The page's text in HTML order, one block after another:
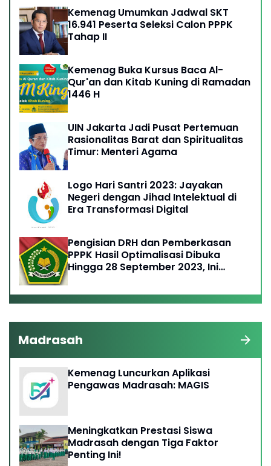
Kemenag Umumkan Jadwal SKT
16.941 Peserta Seleksi Calon PPPK
Tahap II
Kemenag Buka Kursus Baca Al-
Qur'an dan Kitab Kuning di Ramadan
1446 H
UIN Jakarta Jadi Pusat Pertemuan
Rasionalitas Barat dan Spiritualitas
Timur: Menteri Agama
Logo Hari Santri 2023: Jayakan
Negeri dengan Jihad Intelektual di
Era Transformasi Digital
Pengisian DRH dan Pemberkasan
PPPK Hasil Optimalisasi Dibuka
Hingga 28 September 2023, Ini
Madrasah
Kemenag Luncurkan Aplikasi
Pengawas Madrasah: MAGIS
Meningkatkan Prestasi Siswa
Madrasah dengan Tiga Faktor
Penting Ini!